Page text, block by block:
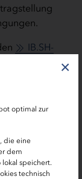
optimal zur
die eine
dem
lokal speichert.
technisch
×
IB.SH-